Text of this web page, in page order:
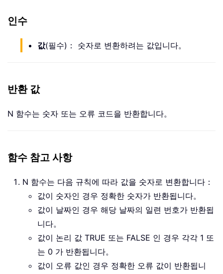
인수
값(필수)： 숫자로 변환하려는 값입니다。
반환 값
N 함수는 숫자 또는 오류 코드을 반환합니다。
함수 참고 사항
N 함수는 다음 규칙에 따라 값을 숫자로 변환합니다：
값이 숫자인 경우 정확한 숫자가 반환됩니다。
값이 날짜인 경우 해당 날짜의 일련 번호가 반환됩
니다。
값이 논리 값 TRUE 또는 FALSE 인 경우 각각 1 또
는 0 가 반환됩니다。
값이 오류 값인 경우 정확한 오류 값이 반환됩니